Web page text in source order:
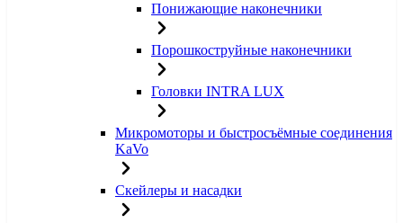
Понижающие наконечники
Порошкоструйные наконечники
Головки INTRA LUX
Микромоторы и быстросъёмные соединения
KaVo
Скейлеры и насадки